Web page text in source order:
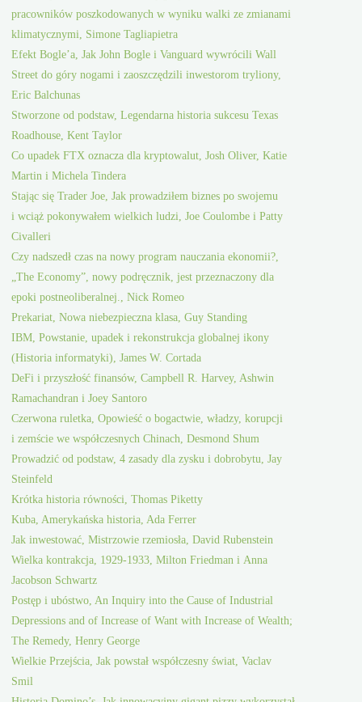
pracowników poszkodowanych w wyniku walki ze zmianami
klimatycznymi, Simone Tagliapietra
Efekt Bogle’a, Jak John Bogle i Vanguard wywrócili Wall
Street do góry nogami i zaoszczędzili inwestorom tryliony,
Eric Balchunas
Stworzone od podstaw, Legendarna historia sukcesu Texas
Roadhouse, Kent Taylor
Co upadek FTX oznacza dla kryptowalut, Josh Oliver, Katie
Martin i Michela Tindera
Stając się Trader Joe, Jak prowadziłem biznes po swojemu
i wciąż pokonywałem wielkich ludzi, Joe Coulombe i Patty
Civalleri
Czy nadszedł czas na nowy program nauczania ekonomii?,
„The Economy”, nowy podręcznik, jest przeznaczony dla
epoki postneoliberalnej., Nick Romeo
Prekariat, Nowa niebezpieczna klasa, Guy Standing
IBM, Powstanie, upadek i rekonstrukcja globalnej ikony
(Historia informatyki), James W. Cortada
DeFi i przyszłość finansów, Campbell R. Harvey, Ashwin
Ramachandran i Joey Santoro
Czerwona ruletka, Opowieść o bogactwie, władzy, korupcji
i zemście we współczesnych Chinach, Desmond Shum
Prowadzić od podstaw, 4 zasady dla zysku i dobrobytu, Jay
Steinfeld
Krótka historia równości, Thomas Piketty
Kuba, Amerykańska historia, Ada Ferrer
Jak inwestować, Mistrzowie rzemiosła, David Rubenstein
Wielka kontrakcja, 1929-1933, Milton Friedman i Anna
Jacobson Schwartz
Postęp i ubóstwo, An Inquiry into the Cause of Industrial
Depressions and of Increase of Want with Increase of Wealth;
The Remedy, Henry George
Wielkie Przejścia, Jak powstał współczesny świat, Vaclav
Smil